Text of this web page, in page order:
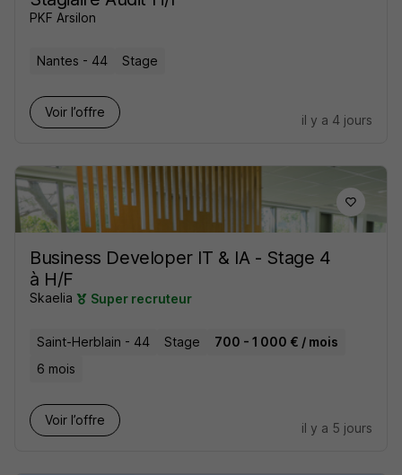
PKF Arsilon
Nantes - 44 Stage
Voir l’offre
il y a 4 jours
Business Developer IT & IA - Stage 4
à H/F
Skaelia Super recruteur
Saint-Herblain - 44 Stage
700 - 1 000 € / mois
6 mois
Voir l’offre
il y a 5 jours